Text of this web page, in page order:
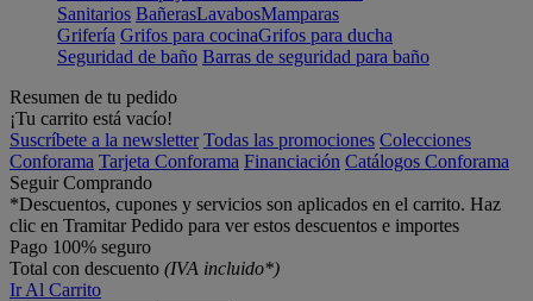
Sanitarios BañerasLavabosMamparas
Grifería Grifos para cocinaGrifos para ducha
Seguridad de baño Barras de seguridad para baño
Resumen de tu pedido
¡Tu carrito está vacío!
Suscríbete a la newsletter Todas las promociones Colecciones
Conforama Tarjeta Conforama Financiación Catálogos Conforama
Seguir Comprando
*Descuentos, cupones y servicios son aplicados en el carrito. Haz
clic en Tramitar Pedido para ver estos descuentos e importes
Pago 100% seguro
Total con descuento (IVA incluido*)
Ir Al Carrito